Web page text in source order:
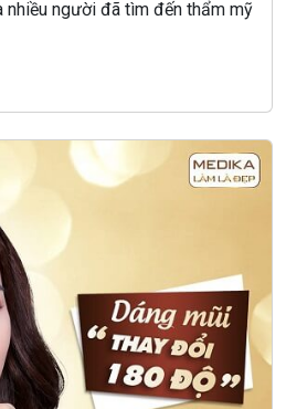
nhiều người đã tìm đến thẩm mỹ